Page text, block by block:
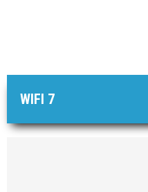
WIFI 7